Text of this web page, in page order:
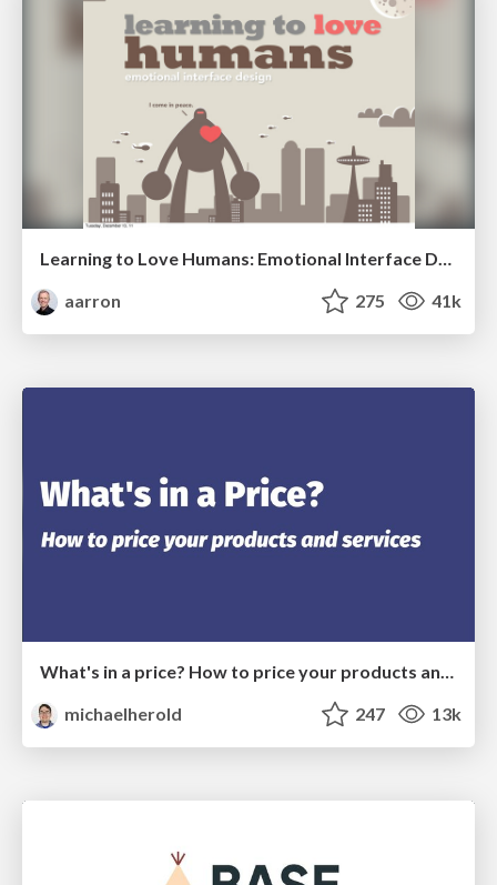
Learning to Love Humans: Emotional Interface Design
aarron
275 41k
What's in a price? How to price your products and services
michaelherold
247 13k